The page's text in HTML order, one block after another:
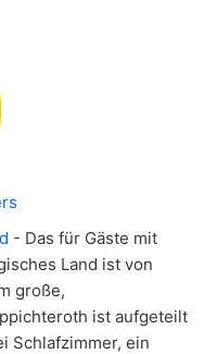
- Das für Gäste mit
Land ist von
große,
ist aufgeteilt
Schlafzimmer, ein